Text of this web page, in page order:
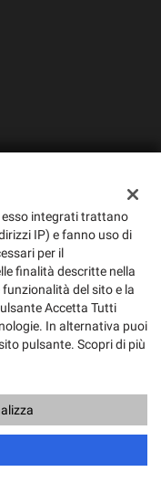
Tutti i diritti riservati -
esso integrati trattano
IP) e fanno uso di
per il
finalità descritte nella
del sito e la
Accetta Tutti
In alternativa puoi
pulsante. Scopri di più